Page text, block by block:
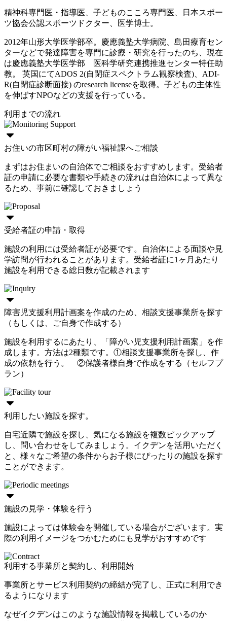
精神科専門医・指導医、子どものこころ専門医、日本スポー
ツ協会公認スポーツドクター、医学博士。
2012年山形大学医学部卒。慶應義塾大学病院、島田療育セン
ターなどで発達障害を専門に診療・研究を行ったのち、現在
は慶應義塾大学医学部 医科学研究連携推進センター特任助
教。 英国にてADOS 2(自閉症スペクトラム観察検査)、ADI-
R(自閉症診断面接) のresearch licenseを取得。子どもの主体性
を伸ばすNPOなどの支援を行っている。
利用までの流れ
お住いの市区町村の障がい福祉課へご相談
まずはお住まいの自治体でご相談をおすすめします。受給者
証の申請に必要な書類や手続きの流れは自治体によって異な
るため、事前に確認しておきましょう
受給者証の申請・取得
施設の利用には受給者証が必要です。自治体による面談や見
学訪問が行われることがあります。受給者証に1ヶ月あたり
施設を利用できる総日数が記載されます
障害児支援利用計画案を作成のため、相談支援事業所を探す
（もしくは、ご自身で作成する）
施設を利用するにあたり、「障がい児支援利用計画案」を作
成します。方法は2種類です。①相談支援事業所を探し、作
成の依頼を行う。 ②保護者様自身で作成をする（セルフプ
ラン）
利用したい施設を探す。
自宅近隣で施設を探し、気になる施設を複数ピックアップ
し、問い合わせをしてみましょう。イクデンを活用いただく
と、様々なご希望の条件からお子様にぴったりの施設を探す
ことができます。
施設の見学・体験を行う
施設によっては体験会を開催している場合がございます。実
際の利用イメージをつかむためにも見学がおすすめです
利用する事業所と契約し、利用開始
事業所とサービス利用契約の締結が完了し、正式に利用でき
るようになります
なぜイクデンはこのような施設情報を掲載しているのか